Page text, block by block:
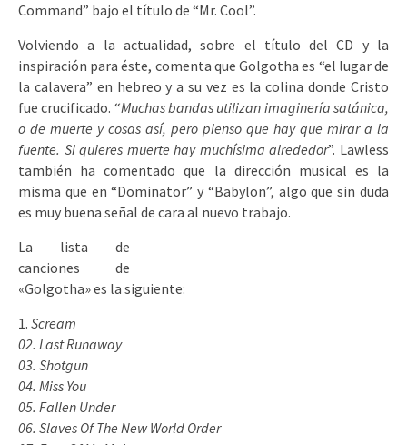
Command” bajo el título de “Mr. Cool”.
Volviendo a la actualidad, sobre el título del CD y la
inspiración para éste, comenta que Golgotha es “el lugar de
la calavera” en hebreo y a su vez es la colina donde Cristo
fue crucificado. “Muchas bandas utilizan imaginería satánica,
o de muerte y cosas así, pero pienso que hay que mirar a la
fuente. Si quieres muerte hay muchísima alrededor”. Lawless
también ha comentado que la dirección musical es la
misma que en “Dominator” y “Babylon”, algo que sin duda
es muy buena señal de cara al nuevo trabajo.
La lista de
canciones de
«Golgotha» es la siguiente:
Scream
02. Last Runaway
03. Shotgun
04. Miss You
05. Fallen Under
06. Slaves Of The New World Order